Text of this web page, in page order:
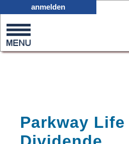
0
on
anmelden
Parkway Life